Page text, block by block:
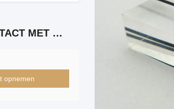
NEEM CONTACT MET ONS OP
opnemen